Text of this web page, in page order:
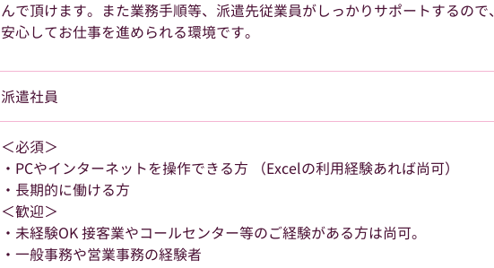
んで頂けます。また業務手順等、派遣先従業員がしっかりサポートするので、
安心してお仕事を進められる環境です。
派遣社員
＜必須＞
・PCやインターネットを操作できる方 （Excelの利用経験あれば尚可）
・長期的に働ける方
＜歓迎＞
・未経験OK 接客業やコールセンター等のご経験がある方は尚可。
・一般事務や営業事務の経験者